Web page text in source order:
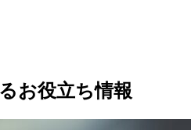
お役立ち情報